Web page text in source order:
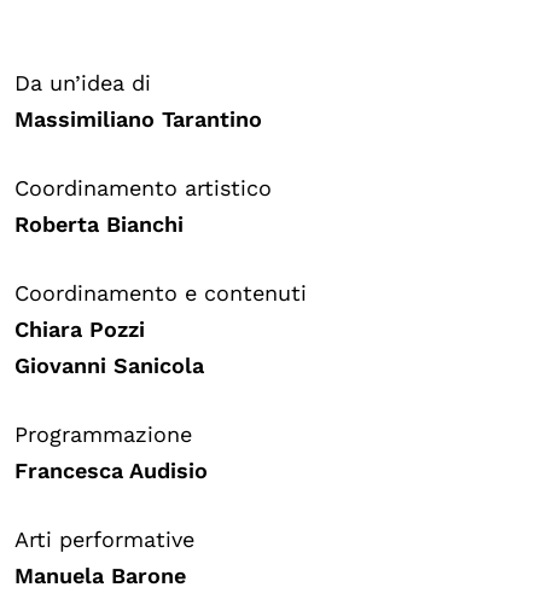
Da un’idea di
Massimiliano Tarantino
Coordinamento artistico
Roberta Bianchi
Coordinamento e contenuti
Chiara Pozzi
Giovanni Sanicola
Programmazione
Francesca Audisio
Arti performative
Manuela Barone